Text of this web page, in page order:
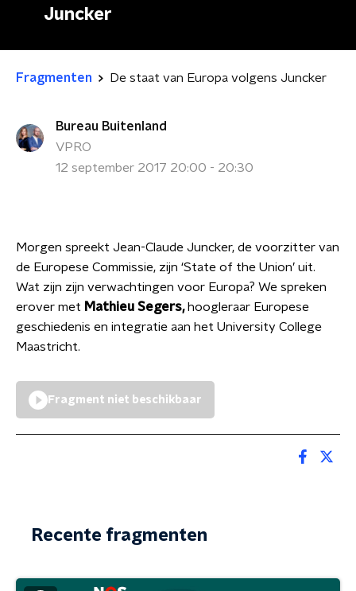
Juncker
Fragmenten De staat van Europa volgens Juncker
Bureau Buitenland
VPRO
12 september 2017 20:00 - 20:30
Morgen spreekt Jean-Claude Juncker, de voorzitter van
de Europese Commissie, zijn ‘State of the Union’ uit.
Wat zijn zijn verwachtingen voor Europa? We spreken
erover met Mathieu Segers, hoogleraar Europese
geschiedenis en integratie aan het University College
Maastricht.
Fragment niet beschikbaar
Recente fragmenten